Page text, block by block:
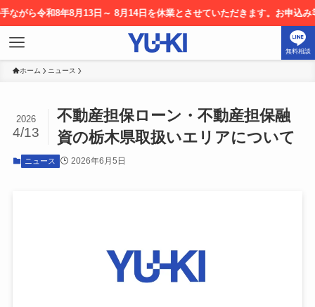
令和8年8月13日～ 8月14日を休業とさせていただきます。お申込み等に
無料相談
ホーム ニュース
不動産担保ローン・不動産担保融
資の栃木県取扱いエリアについて
2026
4/13
ニュース 2026年6月5日